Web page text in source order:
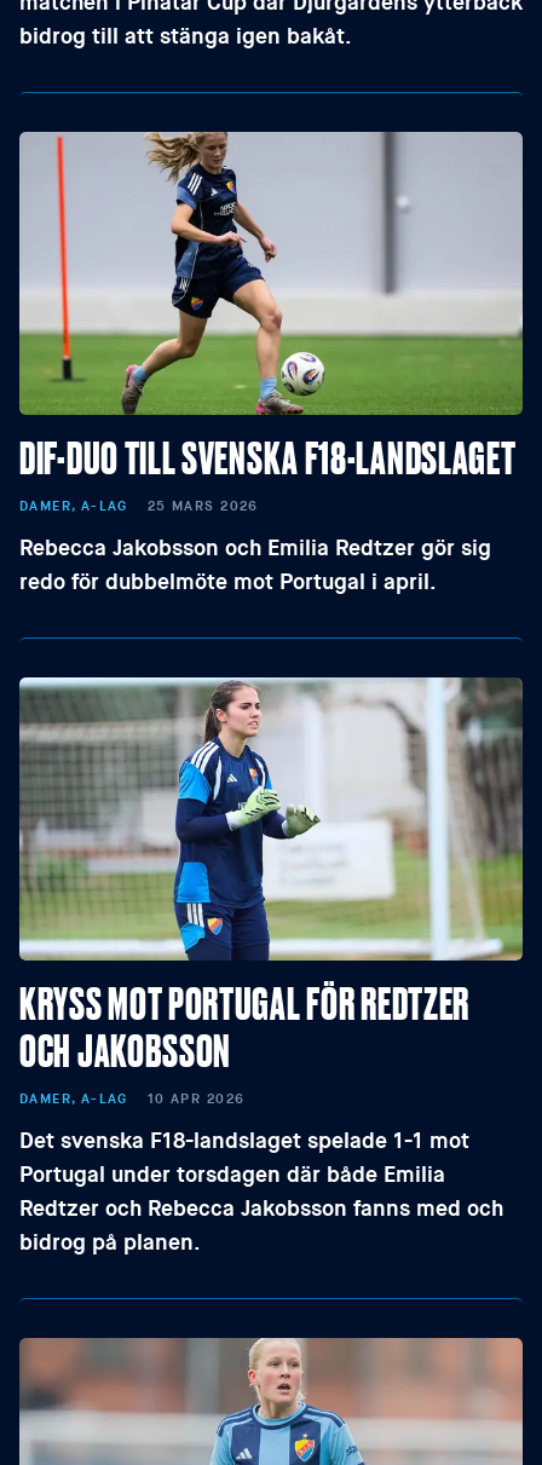
bidrog till att stänga igen bakåt.
DIF-DUO TILL SVENSKA F18-LANDSLAGET
DAMER, A-LAG 25 MARS 2026
Rebecca Jakobsson och Emilia Redtzer gör sig
redo för dubbelmöte mot Portugal i april.
KRYSS MOT PORTUGAL FÖR REDTZER
OCH JAKOBSSON
DAMER, A-LAG 10 APR 2026
Det svenska F18-landslaget spelade 1-1 mot
Portugal under torsdagen där både Emilia
Redtzer och Rebecca Jakobsson fanns med och
bidrog på planen.